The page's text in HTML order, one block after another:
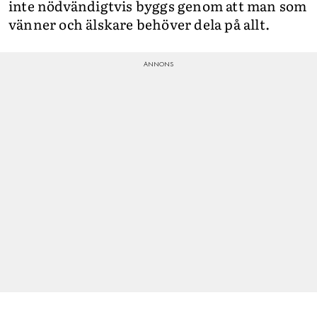
inte nödvändigtvis byggs genom att man som
vänner och älskare behöver dela på allt.